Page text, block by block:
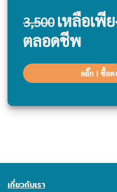
3,500 เหลือเพี
ตลอดชีพ
คลิ๊ก ! ซื้อค
เกี่ยวกับเรา